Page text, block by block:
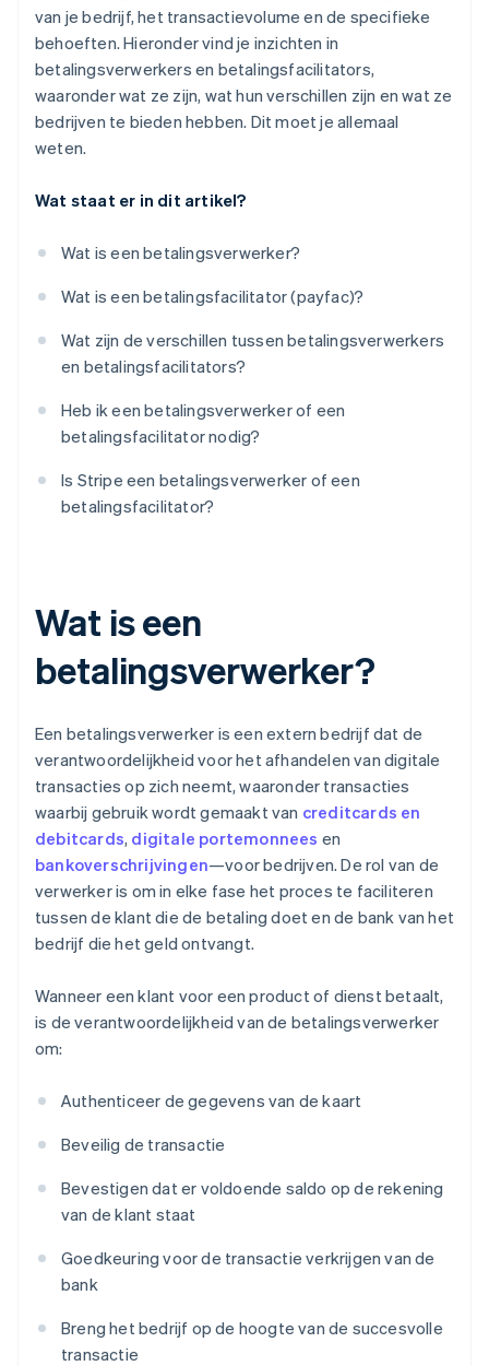
van je bedrijf, het transactievolume en de specifieke
behoeften. Hieronder vind je inzichten in
betalingsverwerkers en betalingsfacilitators,
waaronder wat ze zijn, wat hun verschillen zijn en wat ze
bedrijven te bieden hebben. Dit moet je allemaal
weten.
Wat staat er in dit artikel?
Wat is een betalingsverwerker?
Wat is een betalingsfacilitator (payfac)?
Wat zijn de verschillen tussen betalingsverwerkers
en betalingsfacilitators?
Heb ik een betalingsverwerker of een
betalingsfacilitator nodig?
Is Stripe een betalingsverwerker of een
betalingsfacilitator?
Wat is een
betalingsverwerker?
Een betalingsverwerker is een extern bedrijf dat de
verantwoordelijkheid voor het afhandelen van digitale
transacties op zich neemt, waaronder transacties
waarbij gebruik wordt gemaakt van creditcards en
debitcards, digitale portemonnees en
bankoverschrijvingen—voor bedrijven. De rol van de
verwerker is om in elke fase het proces te faciliteren
tussen de klant die de betaling doet en de bank van het
bedrijf die het geld ontvangt.
Wanneer een klant voor een product of dienst betaalt,
is de verantwoordelijkheid van de betalingsverwerker
om:
Authenticeer de gegevens van de kaart
Beveilig de transactie
Bevestigen dat er voldoende saldo op de rekening
van de klant staat
Goedkeuring voor de transactie verkrijgen van de
bank
Breng het bedrijf op de hoogte van de succesvolle
transactie